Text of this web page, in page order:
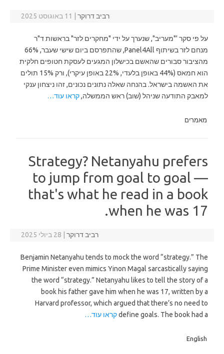
רביב דרוקר 11 באוגוסט 2025
על פי סקר '"מעריב", שנערך על ידי "מחקרים לזר" בראשות ד"ר
מנחם לזר בשיתוף Panel4All, שהתפרסם ביום שישי שעבר, 66%
מהציבור סבורים שהאשם בכישלון המגעים לעסקת חטופים חלקית
הוא חמאס (44% באופן בלעדי, 22% באופן עיקרי), ורק 15% תולים
את האשמה בישראל. בהנחה שאלה נתונים נכונים, זהו ניצחון ענקי
למאבק התודעה שניהל (שוב) ראש הממשלה,קראו עוד…
מאמרים
Strategy? Netanyahu prefers
to jump from goal to goal —
that's what he read in a book
when he was 17.
רביב דרוקר 28 ביולי 2025
Benjamin Netanyahu tends to mock the word “strategy.” The
Prime Minister even mimics Yinon Magal sarcastically saying
the word “strategy.” Netanyahu likes to tell the story of a
book his father gave him when he was 17, written by a
Harvard professor, which argued that there’s no need to
define goals. The book had aקראו עוד…
English